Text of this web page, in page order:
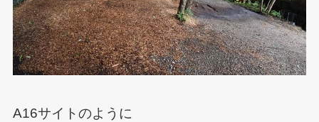
A16サイトのように